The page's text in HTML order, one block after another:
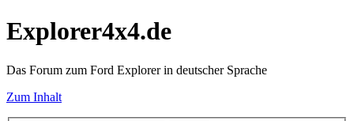
Explorer4x4.de
Das Forum zum Ford Explorer in deutscher Sprache
Zum Inhalt